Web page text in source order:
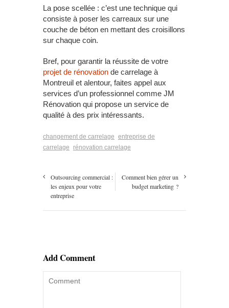
La pose scellée : c’est une technique qui
consiste à poser les carreaux sur une
couche de béton en mettant des croisillons
sur chaque coin.
Bref, pour garantir la réussite de votre
projet de rénovation de carrelage à
Montreuil et alentour, faites appel aux
services d’un professionnel comme JM
Rénovation qui propose un service de
qualité à des prix intéressants.
changement de carrelage entreprise de
carrelage
rénovation carrelage
Outsourcing commercial :
les enjeux pour votre
entreprise
Comment bien gérer un
budget marketing ?
Add Comment